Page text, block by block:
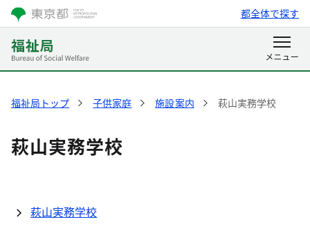
都全体で探す
福祉局トップ 子供家庭 施設案内 萩山実務学校
萩山実務学校
萩山実務学校